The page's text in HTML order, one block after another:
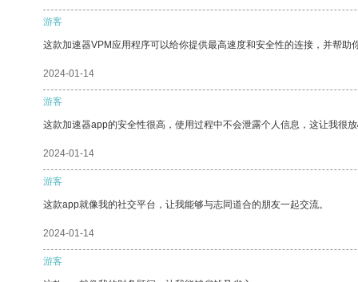
游客
这款加速器VPM应用程序可以给你提供最高速度和安全性的连接，并帮助
2024-01-14
游客
这款加速器app的安全性很高，使用过程中不会泄露个人信息，这让我很
2024-01-14
游客
这款app就像我的社交平台，让我能够与志同道合的朋友一起交流。
2024-01-14
游客